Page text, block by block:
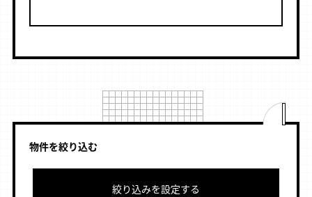
物件を絞り込む
絞り込みを設定する